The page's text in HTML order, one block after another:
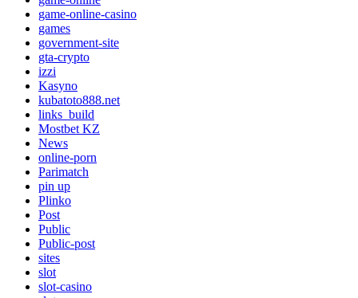
game-online-casino
games
government-site
gta-crypto
izzi
Kasyno
kubatoto888.net
links_build
Mostbet KZ
News
online-porn
Parimatch
pin up
Plinko
Post
Public
Public-post
sites
slot
slot-casino